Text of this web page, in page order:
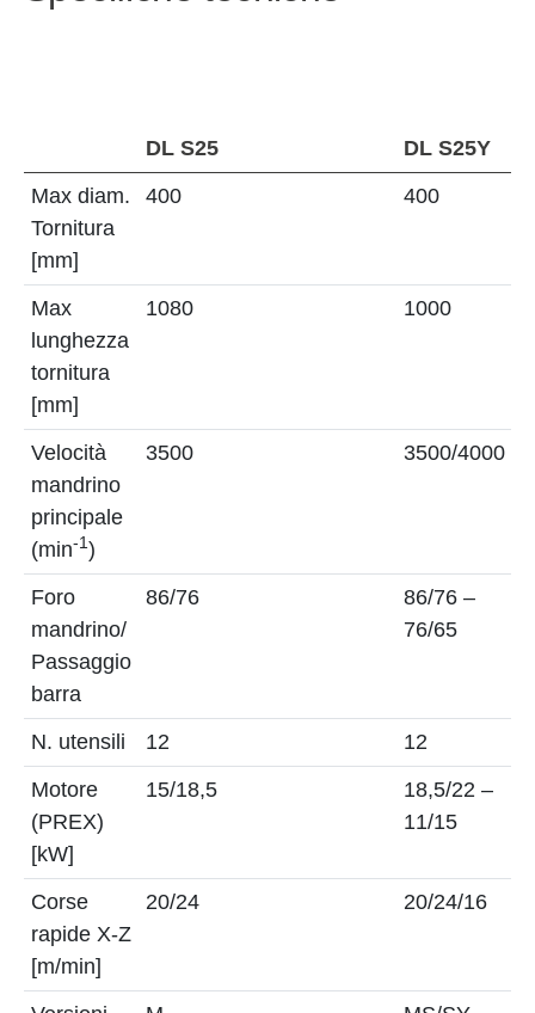
DL S25 DL S25Y
Max diam.
Tornitura
[mm]
400 400
Max
lunghezza
tornitura
[mm]
1080 1000
Velocità
mandrino
principale
(min-1)
3500 3500/4000
Foro
mandrino/
Passaggio
barra
86/76
86/76 –
76/65
N. utensili 12 12
Motore
(PREX)
[kW]
15/18,5
18,5/22 –
11/15
Corse
rapide X-Z
[m/min]
20/24 20/24/16